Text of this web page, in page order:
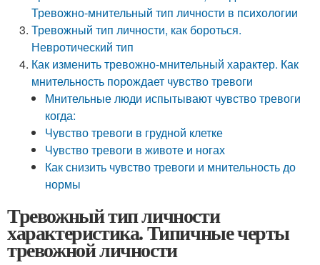
Тревожно-мнительный тип личности в психологии
Тревожный тип личности, как бороться.
Невротический тип
Как изменить тревожно-мнительный характер. Как
мнительность порождает чувство тревоги
Мнительные люди испытывают чувство тревоги
когда:
Чувство тревоги в грудной клетке
Чувство тревоги в животе и ногах
Как снизить чувство тревоги и мнительность до
нормы
Тревожный тип личности
характеристика. Типичные черты
тревожной личности